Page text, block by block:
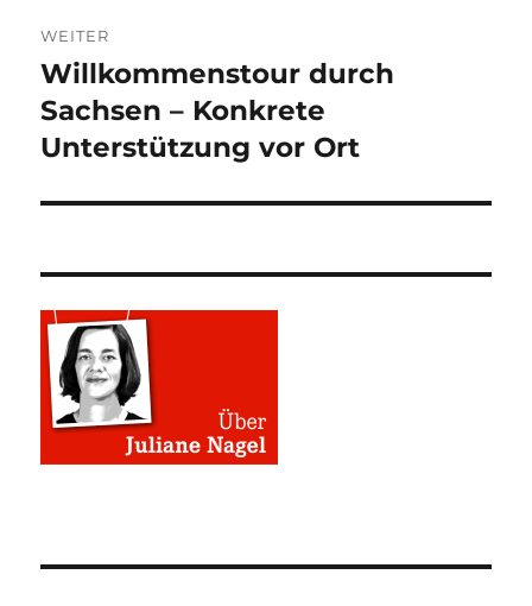
WEITER
Nächster
Beitrag:
Willkommenstour durch
Sachsen – Konkrete
Unterstützung vor Ort